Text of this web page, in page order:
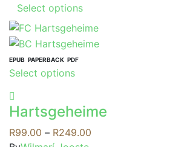
product
page
Select options
has
multiple
may
be
chosen
EPUB PAPERBACK PDF
Select optionsThis
multiple
variants.
Hartsgeheime
R99.00 – R249.00